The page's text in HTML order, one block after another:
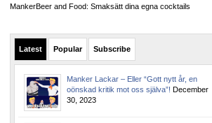
MankerBeer and Food: Smaksätt dina egna cocktails
Latest Popular Subscribe
Manker Lackar – Eller “Gott nytt år, en
oönskad kritik mot oss själva”! December
30, 2023